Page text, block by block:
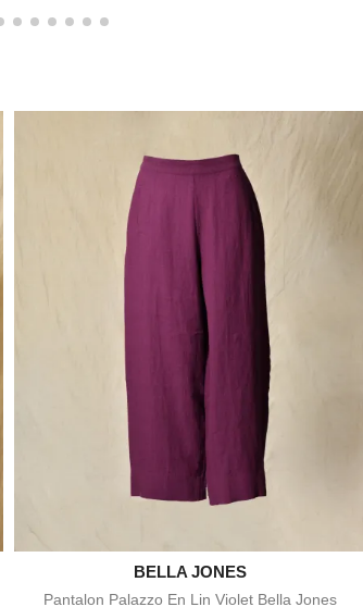
Aperçu rapide
BELLA JONES
Pantalon Palazzo En Lin Violet Bella Jones